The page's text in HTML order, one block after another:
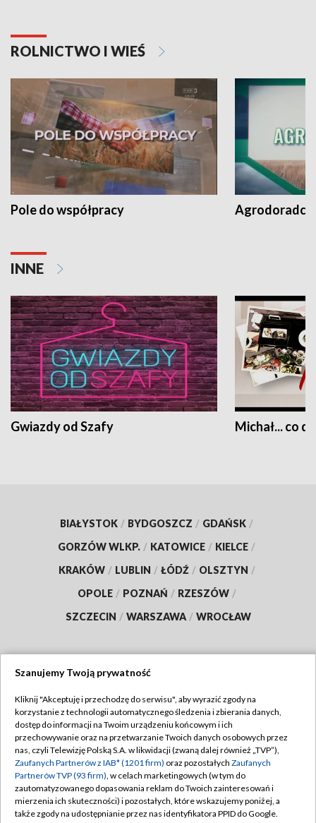
ROLNICTWO I WIEŚ
Pole do współpracy Agrodoradcy
INNE
Gwiazdy od Szafy Michał... co
BIAŁYSTOK / BYDGOSZCZ / GDAŃSK /
GORZÓW WLKP. / KATOWICE / KIELCE /
KRAKÓW / LUBLIN / ŁÓDŹ / OLSZTYN /
OPOLE / POZNAŃ / RZESZÓW /
SZCZECIN / WARSZAWA / WROCŁAW
TVP
Abonament TVP
Emisja w TVP
Centrum informacji TVP
Naziemna Telewizja Cyfrowa
Regulamin TVP
Polityka prywatności
Moje zgody
Pomoc
Szanujemy Twoją prywatność
Kliknij "Akceptuję i przechodzę do serwisu", aby wyrazić zgody na
korzystanie z technologii automatycznego śledzenia i zbierania danych,
dostęp do informacji na Twoim urządzeniu końcowym i ich
przechowywanie oraz na przetwarzanie Twoich danych osobowych przez
nas, czyli Telewizję Polską S.A. w likwidacji (zwaną dalej również „TVP”),
Zaufanych Partnerów z IAB* (1201 firm) oraz pozostałych Zaufanych
Partnerów TVP (93 firm), w celach marketingowych (w tym do
zautomatyzowanego dopasowania reklam do Twoich zainteresowań i
mierzenia ich skuteczności) i pozostałych, które wskazujemy poniżej, a
także zgody na udostępnianie przez nas identyfikatora PPID do Google.